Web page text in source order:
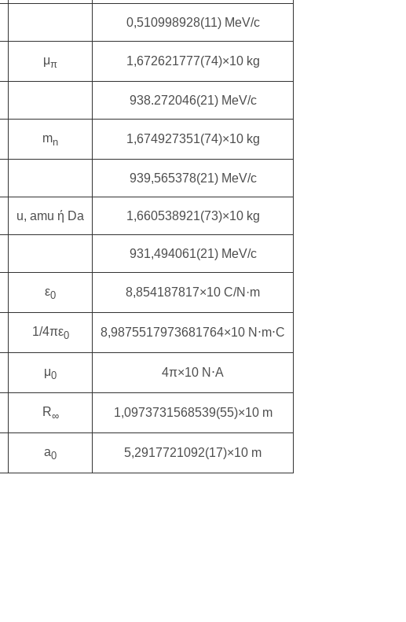
0,510998928(11) MeV/c
μπ 1,672621777(74)×10 kg
938.272046(21) MeV/c
mn 1,674927351(74)×10 kg
939,565378(21) MeV/c
u, amu ή Da 1,660538921(73)×10 kg
931,494061(21) MeV/c
ε0 8,854187817×10 C/N·m
1/4πε0 8,9875517973681764×10 N⋅m⋅C
μ0 4π×10 N⋅A
R∞ 1,0973731568539(55)×10 m
a0 5,2917721092(17)×10 m